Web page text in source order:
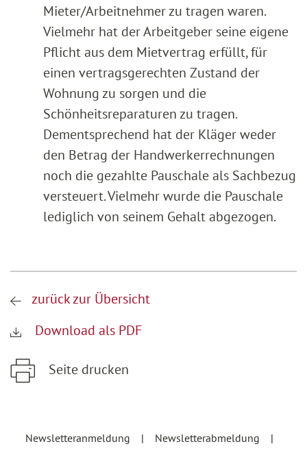
Mieter/Arbeitnehmer zu tragen waren.
Vielmehr hat der Arbeitgeber seine eigene
Pflicht aus dem Mietvertrag erfüllt, für
einen vertragsgerechten Zustand der
Wohnung zu sorgen und die
Schönheitsreparaturen zu tragen.
Dementsprechend hat der Kläger weder
den Betrag der Handwerkerrechnungen
noch die gezahlte Pauschale als Sachbezug
versteuert. Vielmehr wurde die Pauschale
lediglich von seinem Gehalt abgezogen.
zurück zur Übersicht
Download als PDF
Seite drucken
Newsletteranmeldung
Newsletterabmeldung